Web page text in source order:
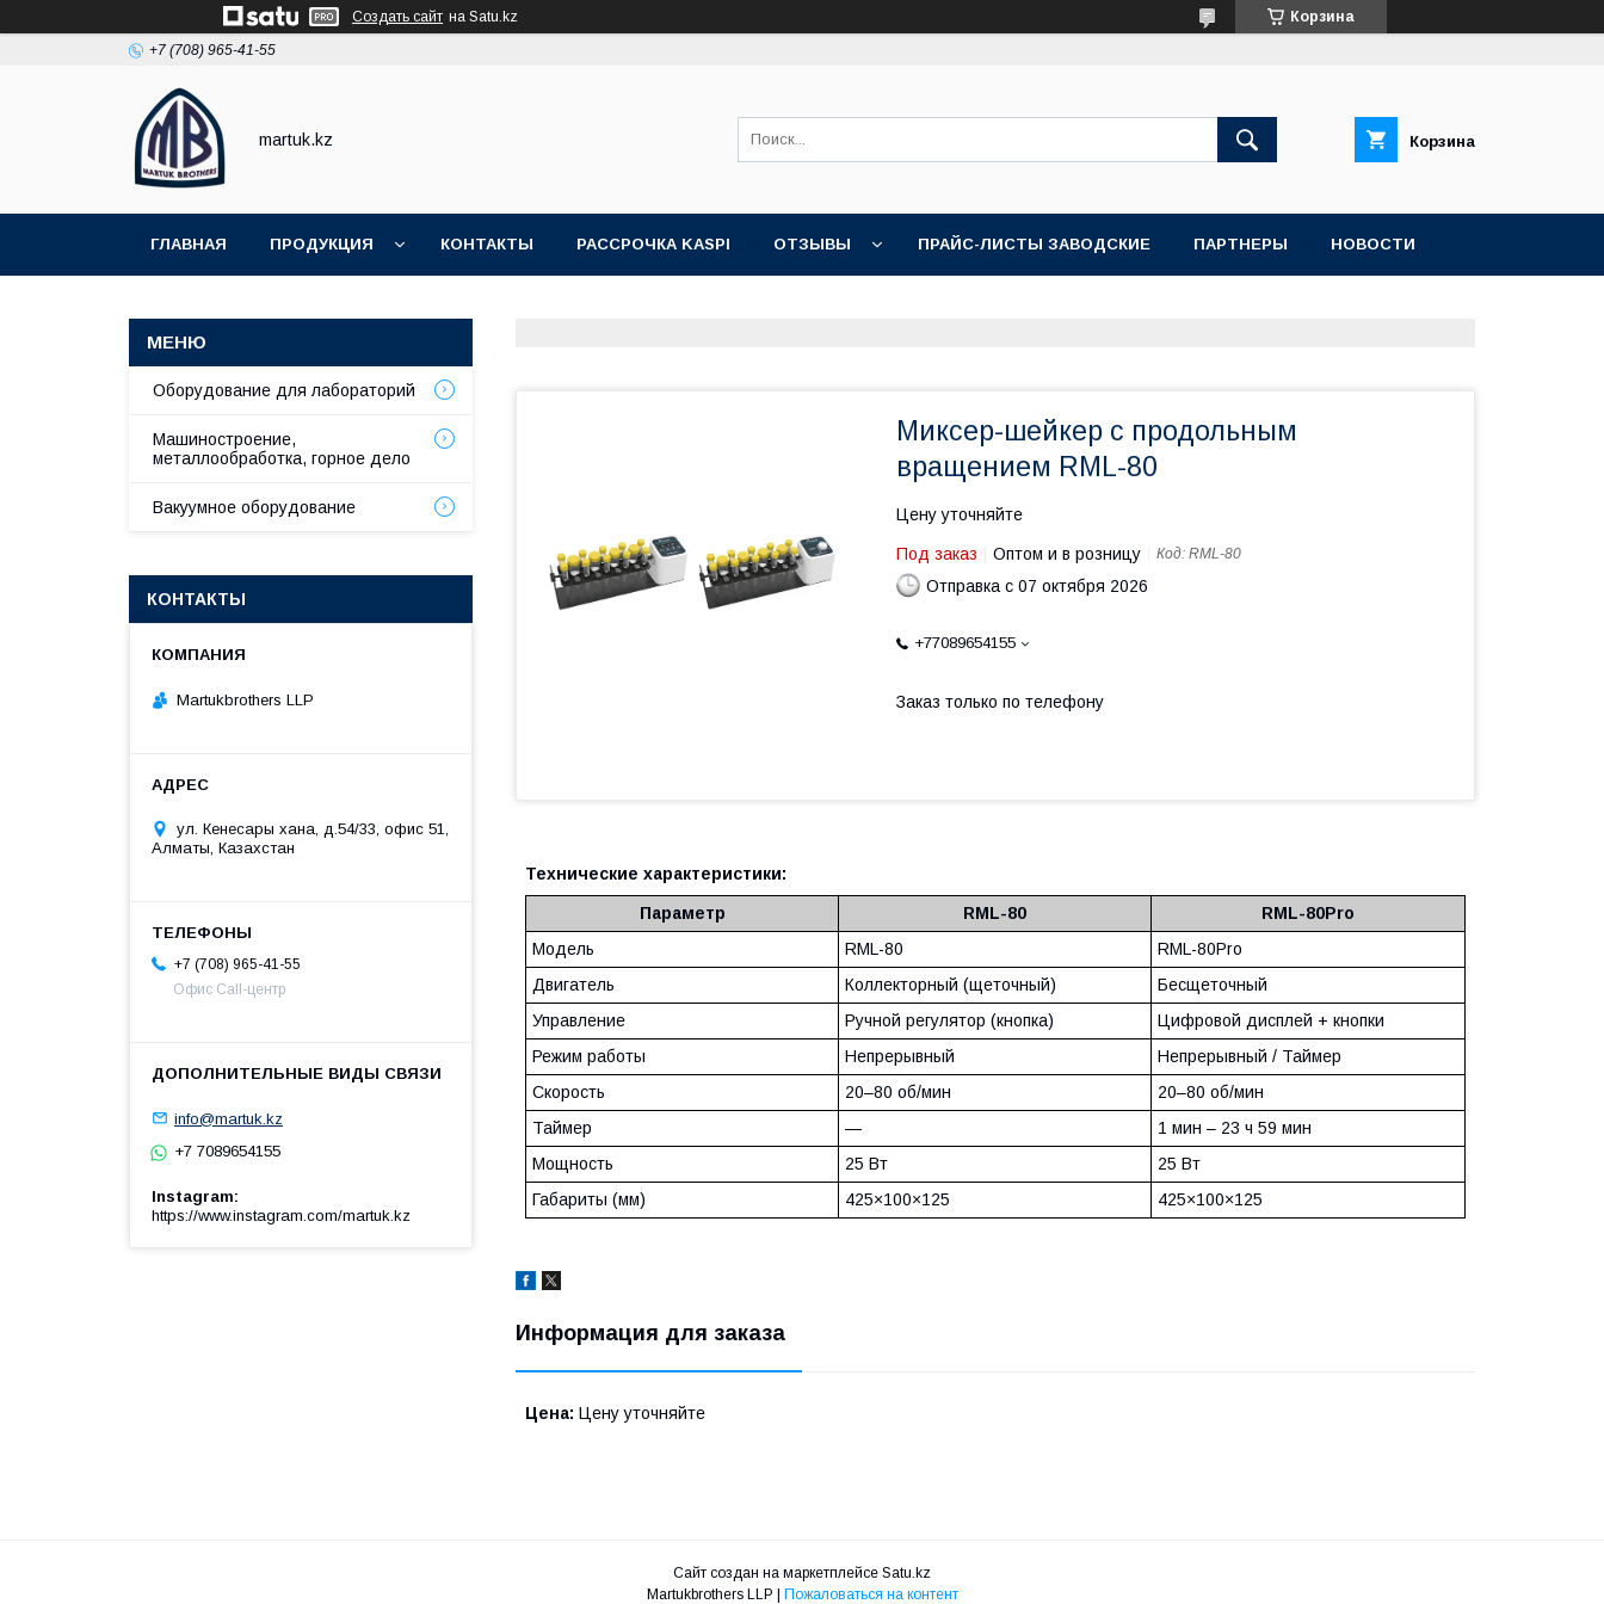
Создать сайт на Satu.kz Корзина
+7 (708) 965-41-55
martuk.kz Корзина
ГЛАВНАЯ ПРОДУКЦИЯ КОНТАКТЫ РАССРОЧКА KASPI ОТЗЫВЫ ПРАЙС-ЛИСТЫ ЗАВОДСКИЕ ПАРТНЕРЫ НОВОСТИ
Миксер-шейкер с продольным
вращением RML-80
Цену уточняйте
Под заказ Оптом и в розницу Код: RML-80
Отправка с 07 октября 2026
+77089654155
Заказ только по телефону
Технические характеристики:
Параметр RML-80
RML-80Pro
Модель
RML-80
RML-80Pro
Двигатель
Коллекторный (щеточный)
Бесщеточный
Управление
Ручной регулятор (кнопка)
Цифровой дисплей + кнопки
Режим работы
Непрерывный
Непрерывный / Таймер
Скорость
20–80 об/мин
20–80 об/мин
Таймер
—
1 мин – 23 ч 59 мин
Мощность
25 Вт
25 Вт
Габариты (мм)
425×100×125 425×100×125
Информация для заказа
Цена: Цену уточняйте
Оборудование для лабораторий
Машиностроение,
металлообработка, горное дело
Вакуумное оборудование
КОНТАКТЫ
Martukbrothers LLP
ул. Кенесары хана, д.54/33, офис 51,
Алматы, Казахстан
+7 (708) 965-41-55
Офис Call-центр
info@martuk.kz
+7 7089654155
Instagram
https://www.instagram.com/martuk.kz
Сайт создан на маркетплейсе Satu.kz
Пожаловаться на контент